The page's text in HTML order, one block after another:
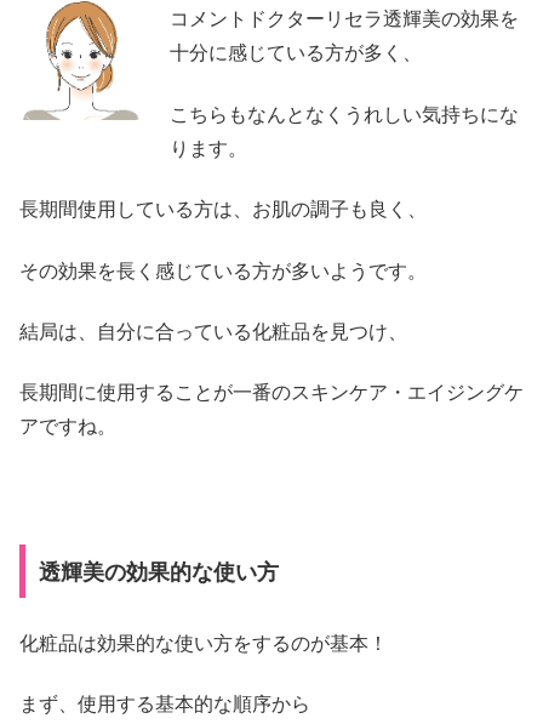
コメント ドクターリセラ透輝美の効果を
十分に感じている方が多く、
こちらもなんとなくうれしい気持ちにな
ります。
長期間使用している方は、お肌の調子も良く、
その効果を長く感じている方が多いようです。
結局は、自分に合っている化粧品を見つけ、
長期間に使用することが一番のスキンケア・エイジングケ
アですね。
透輝美の効果的な使い方
化粧品は効果的な使い方をするのが基本！
まず、使用する基本的な順序から